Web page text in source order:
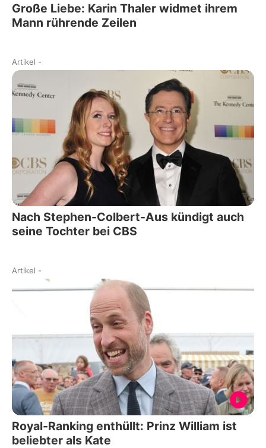
Große Liebe: Karin Thaler widmet ihrem
Mann rührende Zeilen
Artikel -
Nach Stephen-Colbert-Aus kündigt auch
seine Tochter bei CBS
Artikel -
Royal-Ranking enthüllt: Prinz William ist
beliebter als Kate